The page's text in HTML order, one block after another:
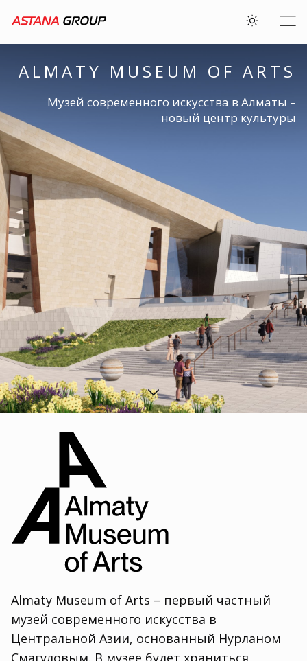
ALMATY MUSEUM OF ARTS
Музей современного искусства в Алматы –
новый центр культуры
Almaty Museum of Arts – первый частный
музей современного искусства в
Центральной Азии, основанный Нурланом
Смагуловым. В музее будет храниться